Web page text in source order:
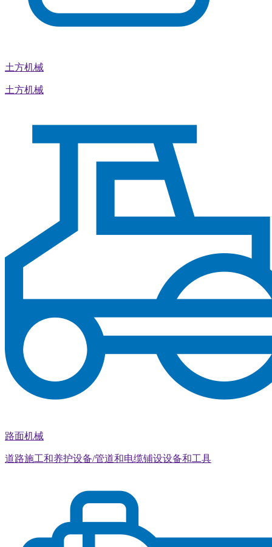
土方机械
土方机械
路面机械
道路施工和养护设备/管道和电缆铺设设备和工具